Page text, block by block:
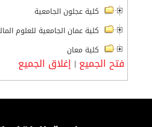
كلية عجلون الجامعية
كلية عمان الجامعية للعلوم
كلية معان
فتح الجميع | إغلاق الجميع